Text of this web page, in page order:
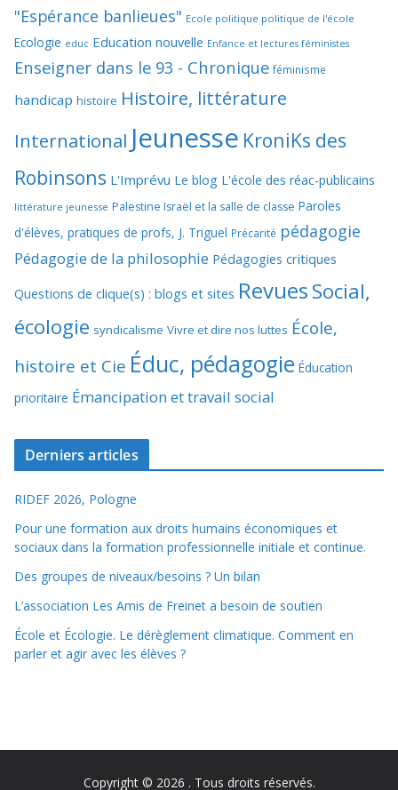
"Espérance banlieues" Ecole politique politique de l'école
Ecologie educ Education nouvelle Enfance et lectures féministes
Enseigner dans le 93 - Chronique féminisme
handicap histoire Histoire, littérature
International Jeunesse KroniKs des
Robinsons L'Imprévu Le blog L'école des réac-publicains
littérature jeunesse Palestine Israël et la salle de classe Paroles
d'élèves, pratiques de profs, J. Triguel Précarité pédagogie
Pédagogie de la philosophie Pédagogies critiques
Questions de clique(s) : blogs et sites RevuesSocial,
écologie syndicalisme Vivre et dire nos luttes École,
histoire et Cie Éduc, pédagogie Éducation
prioritaire Émancipation et travail social
Derniers articles
RIDEF 2026, Pologne
Pour une formation aux droits humains économiques et
sociaux dans la formation professionnelle initiale et continue.
Des groupes de niveaux/besoins ? Un bilan
L’association Les Amis de Freinet a besoin de soutien
École et Écologie. Le dérèglement climatique. Comment en
parler et agir avec les élèves ?
Copyright © 2026 . Tous droits réservés.